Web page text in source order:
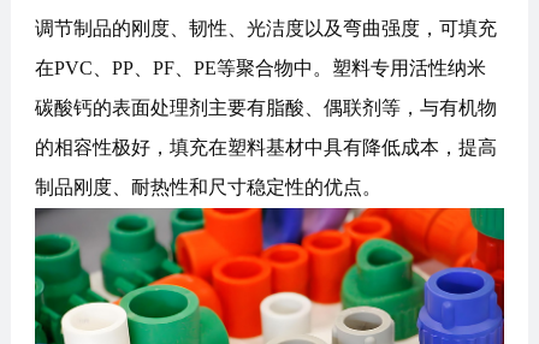
调节制品的刚度、韧性、光洁度以及弯曲强度，可填充
在PVC、PP、PF、PE等聚合物中。塑料专用活性纳米
碳酸钙的表面处理剂主要有脂酸、偶联剂等，与有机物
的相容性极好，填充在塑料基材中具有降低成本，提高
制品刚度、耐热性和尺寸稳定性的优点。